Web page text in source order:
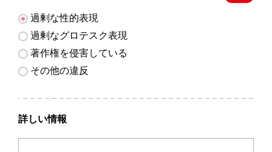
過剰な性的表現
過剰なグロテスク表現
著作権を侵害している
その他の違反
詳しい情報